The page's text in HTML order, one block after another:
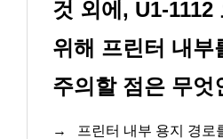
것 외에, U1-1112
위해 프린터 내부
주의할 점은 무엇
→
프린터 내부 용지 경로